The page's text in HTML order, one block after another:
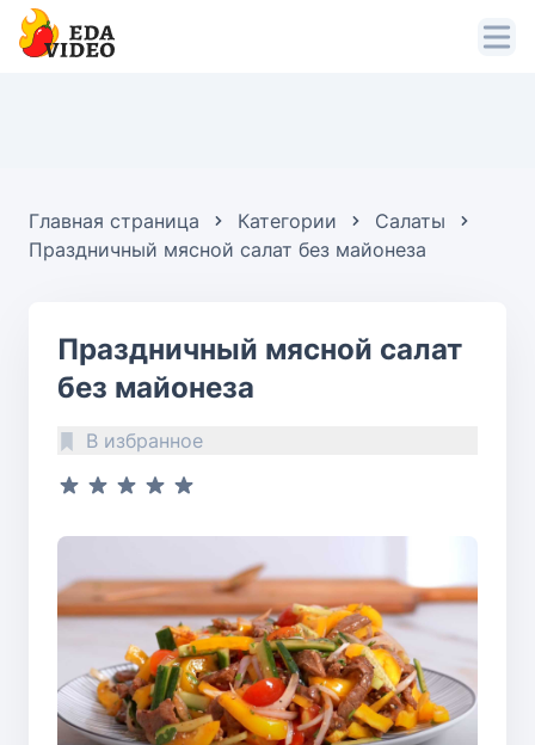
Главная страница Категории
Салаты
Праздничный мясной салат без майонеза
Праздничный мясной салат
без майонеза
В избранное